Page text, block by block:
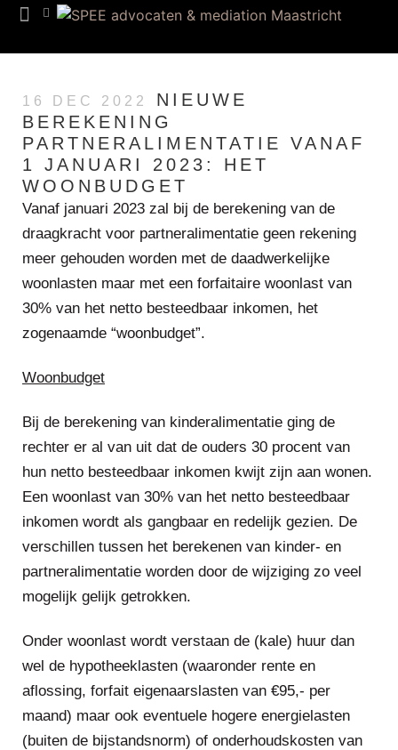
16 DEC 2022
NIEUWE
BEREKENING
PARTNERALIMENTATIE VANAF
1 JANUARI 2023: HET
WOONBUDGET
Vanaf januari 2023 zal bij de berekening van de
draagkracht voor partneralimentatie geen rekening
meer gehouden worden met de daadwerkelijke
woonlasten maar met een forfaitaire woonlast van
30% van het netto besteedbaar inkomen, het
zogenaamde “woonbudget”.
Woonbudget
Bij de berekening van kinderalimentatie ging de
rechter er al van uit dat de ouders 30 procent van
hun netto besteedbaar inkomen kwijt zijn aan wonen.
Een woonlast van 30% van het netto besteedbaar
inkomen wordt als gangbaar en redelijk gezien. De
verschillen tussen het berekenen van kinder- en
partneralimentatie worden door de wijziging zo veel
mogelijk gelijk getrokken.
Onder woonlast wordt verstaan de (kale) huur dan
wel de hypotheeklasten (waaronder rente en
aflossing, forfait eigenaarslasten van €95,- per
maand) maar ook eventuele hogere energielasten
(buiten de bijstandsnorm) of onderhoudskosten van